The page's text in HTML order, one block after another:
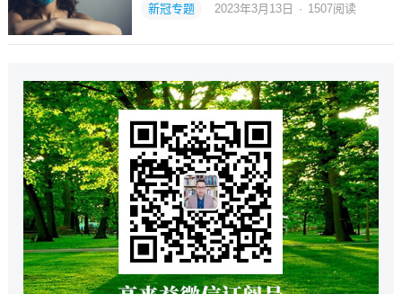
新冠专题 2023年3月13日 · 1507阅读